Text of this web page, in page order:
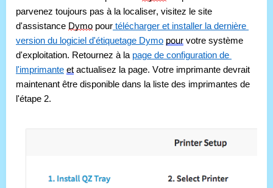
parvenez toujours pas à la localiser, visitez le site
d'assistance Dymo pour télécharger et installer la dernière
version du logiciel d'étiquetage Dymo pour votre système
d'exploitation. Retournez à la page de configuration de
l'imprimante et actualisez la page. Votre imprimante devrait
maintenant être disponible dans la liste des imprimantes de
l'étape 2.